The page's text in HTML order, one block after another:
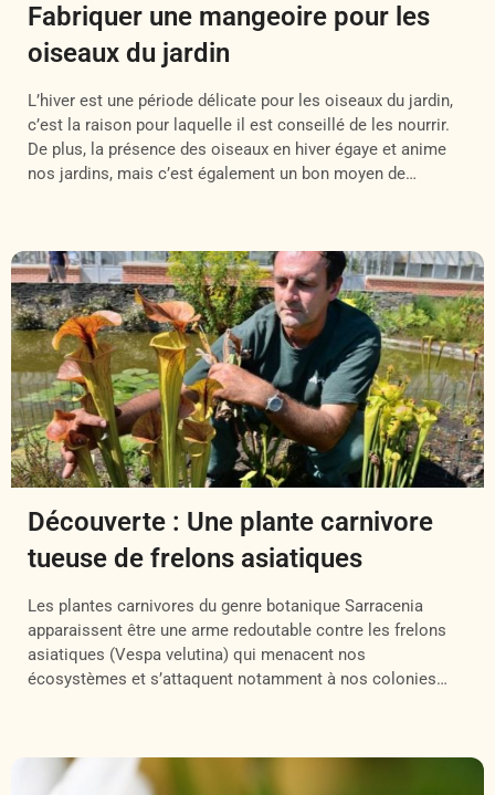
Fabriquer une mangeoire pour les
oiseaux du jardin
L’hiver est une période délicate pour les oiseaux du jardin,
c’est la raison pour laquelle il est conseillé de les nourrir.
De plus, la présence des oiseaux en hiver égaye et anime
nos jardins, mais c’est également un bon moyen de
Découverte : Une plante carnivore
tueuse de frelons asiatiques
Les plantes carnivores du genre botanique Sarracenia
apparaissent être une arme redoutable contre les frelons
asiatiques (Vespa velutina) qui menacent nos
écosystèmes et s’attaquent notamment à nos colonies
spécimens de […]